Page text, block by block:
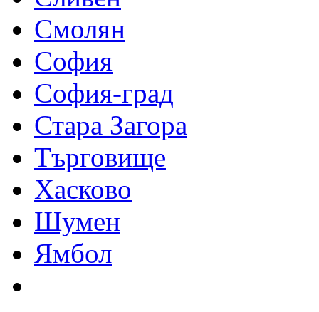
Смолян
София
София-град
Стара Загора
Търговище
Хасково
Шумен
Ямбол